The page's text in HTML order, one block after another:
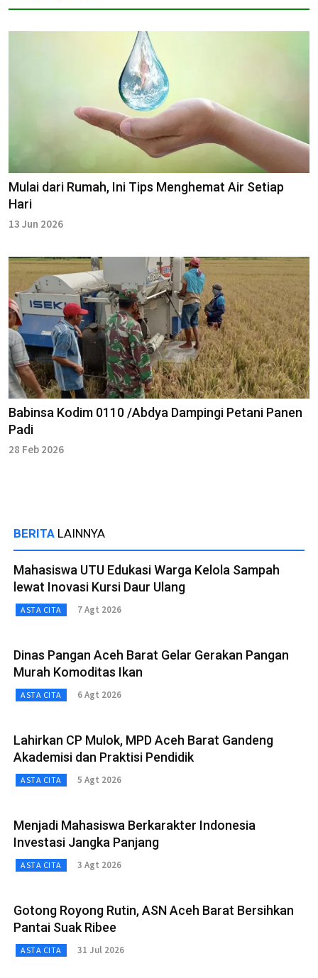
Mulai dari Rumah, Ini Tips Menghemat Air Setiap
Hari
13 Jun 2026
Babinsa Kodim 0110 /Abdya Dampingi Petani Panen
Padi
28 Feb 2026
BERITA LAINNYA
Mahasiswa UTU Edukasi Warga Kelola Sampah
lewat Inovasi Kursi Daur Ulang
ASTA CITA 7 Agt 2026
Dinas Pangan Aceh Barat Gelar Gerakan Pangan
Murah Komoditas Ikan
ASTA CITA 6 Agt 2026
Lahirkan CP Mulok, MPD Aceh Barat Gandeng
Akademisi dan Praktisi Pendidik
ASTA CITA 5 Agt 2026
Menjadi Mahasiswa Berkarakter Indonesia
Investasi Jangka Panjang
ASTA CITA 3 Agt 2026
Gotong Royong Rutin, ASN Aceh Barat Bersihkan
Pantai Suak Ribee
ASTA CITA 31 Jul 2026